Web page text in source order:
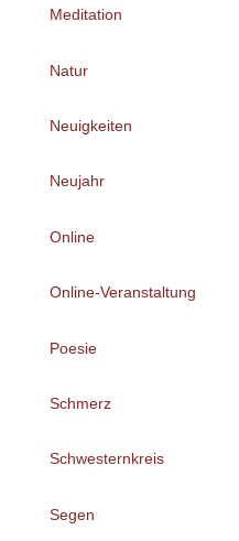
Meditation
Natur
Neuigkeiten
Neujahr
Online
Online-Veranstaltung
Poesie
Schmerz
Schwesternkreis
Segen